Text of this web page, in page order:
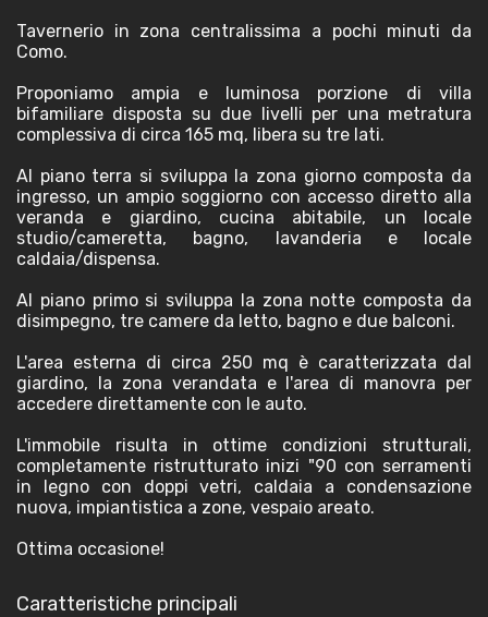
Tavernerio in zona centralissima a pochi minuti da
Como.
Proponiamo ampia e luminosa porzione di villa
bifamiliare disposta su due livelli per una metratura
complessiva di circa 165 mq, libera su tre lati.
Al piano terra si sviluppa la zona giorno composta da
ingresso, un ampio soggiorno con accesso diretto alla
veranda e giardino, cucina abitabile, un locale
studio/cameretta, bagno, lavanderia e locale
caldaia/dispensa.
Al piano primo si sviluppa la zona notte composta da
disimpegno, tre camere da letto, bagno e due balconi.
L'area esterna di circa 250 mq è caratterizzata dal
giardino, la zona verandata e l'area di manovra per
accedere direttamente con le auto.
L'immobile risulta in ottime condizioni strutturali,
completamente ristrutturato inizi "90 con serramenti
in legno con doppi vetri, caldaia a condensazione
nuova, impiantistica a zone, vespaio areato.
Ottima occasione!
Caratteristiche principali